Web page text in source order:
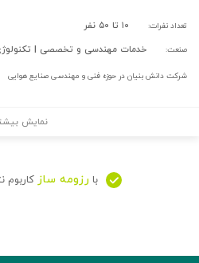
تعداد نفرات: ۱۰ تا ۵۰ نفر
صنعت: خدمات مهندسی و تخصصی |
شرکت دانش بنیان در حوزه فنی و مهندسی صنایع هوایی
نمایش
با رزومه ساز کاربوم